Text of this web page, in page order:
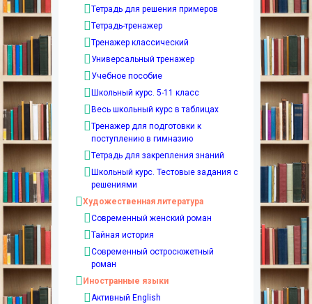
Тетрадь для решения примеров
Тетрадь-тренажер
Тренажер классический
Универсальный тренажер
Учебное пособие
Школьный курс. 5-11 класс
Весь школьный курс в таблицах
Тренажер для подготовки к
поступлению в гимназию
Тетрадь для закрепления знаний
Школьный курс. Тестовые задания с
решениями
Художественная литература
Современный женский роман
Тайная история
Современный остросюжетный
роман
Иностранные языки
Активный English